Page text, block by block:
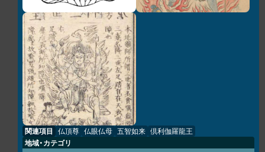
関連項目 仏頂尊 仏眼仏母 五智如来 倶利伽羅龍王
地域・カテゴリ